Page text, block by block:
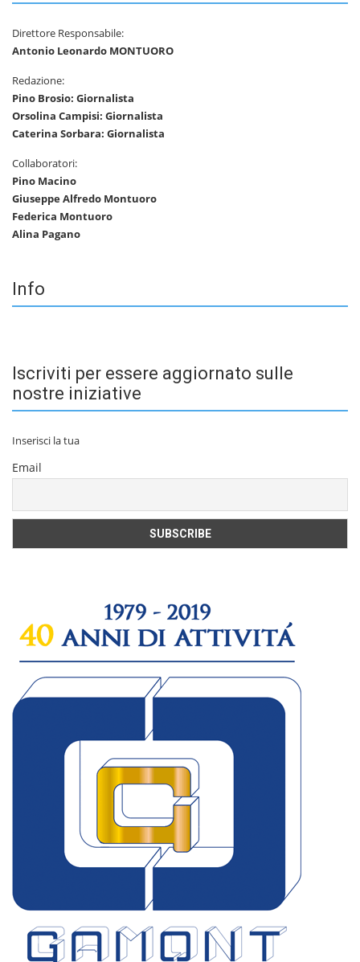
Direttore Responsabile:
Antonio Leonardo MONTUORO
Redazione:
Pino Brosio: Giornalista
Orsolina Campisi: Giornalista
Caterina Sorbara: Giornalista
Collaboratori:
Pino Macino
Giuseppe Alfredo Montuoro
Federica Montuoro
Alina Pagano
Info
Iscriviti per essere aggiornato sulle
nostre iniziative
Inserisci la tua
Email